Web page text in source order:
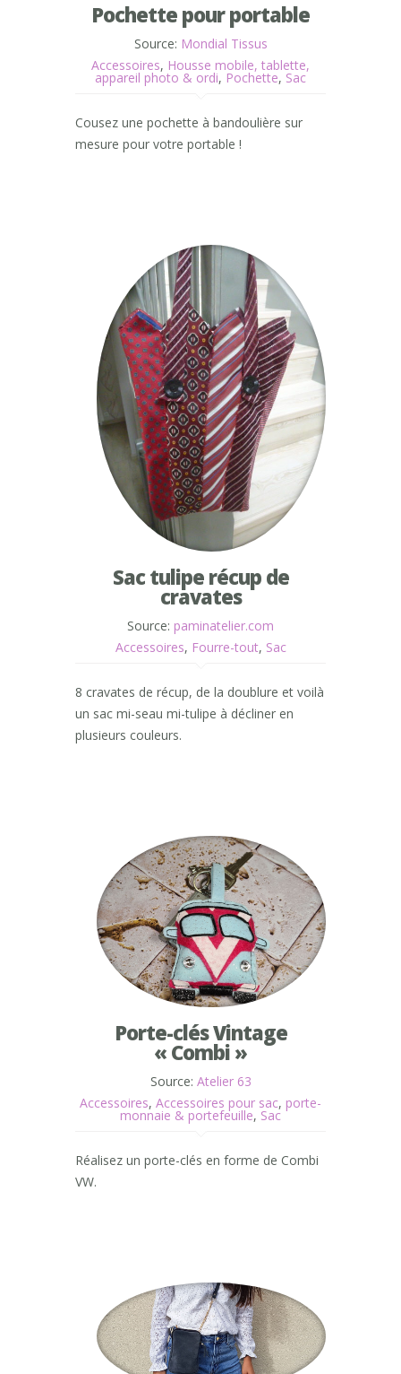
Pochette pour portable
Source: Mondial Tissus
Accessoires, Housse mobile, tablette,
appareil photo & ordi, Pochette, Sac
Cousez une pochette à bandoulière sur
mesure pour votre portable !
Sac tulipe récup de
cravates
Source: paminatelier.com
Accessoires, Fourre-tout, Sac
8 cravates de récup, de la doublure et voilà
un sac mi-seau mi-tulipe à décliner en
plusieurs couleurs.
Porte-clés Vintage
« Combi »
Source: Atelier 63
Accessoires, Accessoires pour sac, porte-
monnaie & portefeuille, Sac
Réalisez un porte-clés en forme de Combi
VW.